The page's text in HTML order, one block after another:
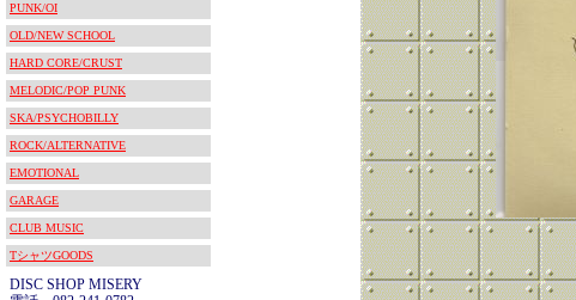
PUNK/OI
OLD/NEW SCHOOL
HARD CORE/CRUST
MELODIC/POP PUNK
SKA/PSYCHOBILLY
ROCK/ALTERNATIVE
EMOTIONAL
GARAGE
CLUB MUSIC
TシャツGOODS
DISC SHOP MISERY